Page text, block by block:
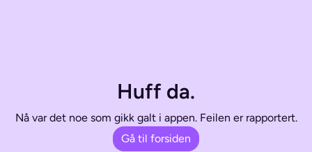
Huff da.
Nå var det noe som gikk galt i appen. Feilen er rapportert.
Gå til forsiden